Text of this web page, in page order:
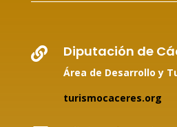
 Diputación de
Área de Desarrollo y
turismocaceres.org